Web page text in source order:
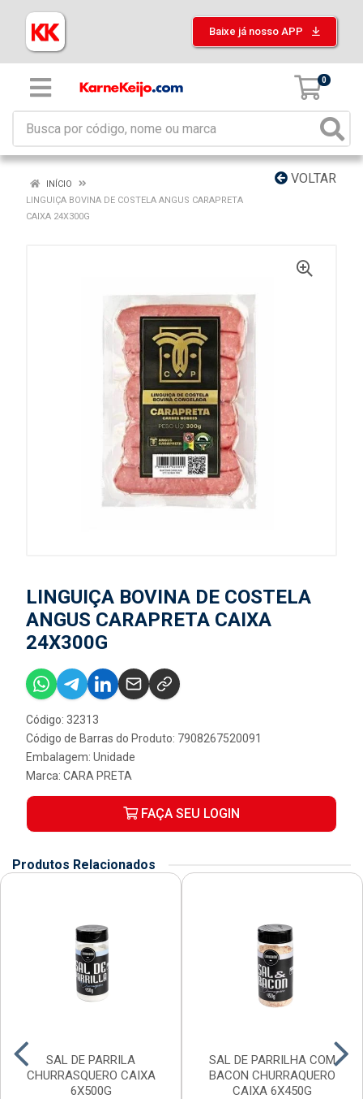
Baixe já nosso APP
0
VOLTAR
INÍCIO
LINGUIÇA BOVINA DE COSTELA ANGUS CARAPRETA
CAIXA 24X300G
LINGUIÇA BOVINA DE COSTELA
ANGUS CARAPRETA CAIXA
24X300G
Código: 32313
Código de Barras do Produto: 7908267520091
Embalagem: Unidade
Marca: CARA PRETA
FAÇA SEU LOGIN
Produtos Relacionados
SAL DE PARRILA
CHURRASQUERO CAIXA
6X500G
SAL DE PARRILHA COM
BACON CHURRAQUERO
CAIXA 6X450G